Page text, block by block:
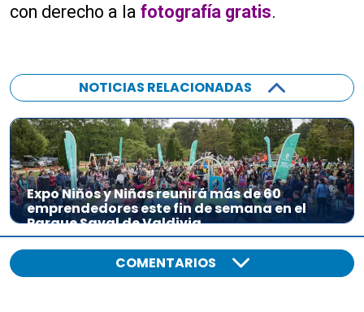
con derecho a la fotografía gratis.
NOTICIAS RELACIONADAS
Expo Niños y Niñas reunirá más de 60
emprendedores este fin de semana en el
Parque Saval de Valdivia
COMENTARIOS